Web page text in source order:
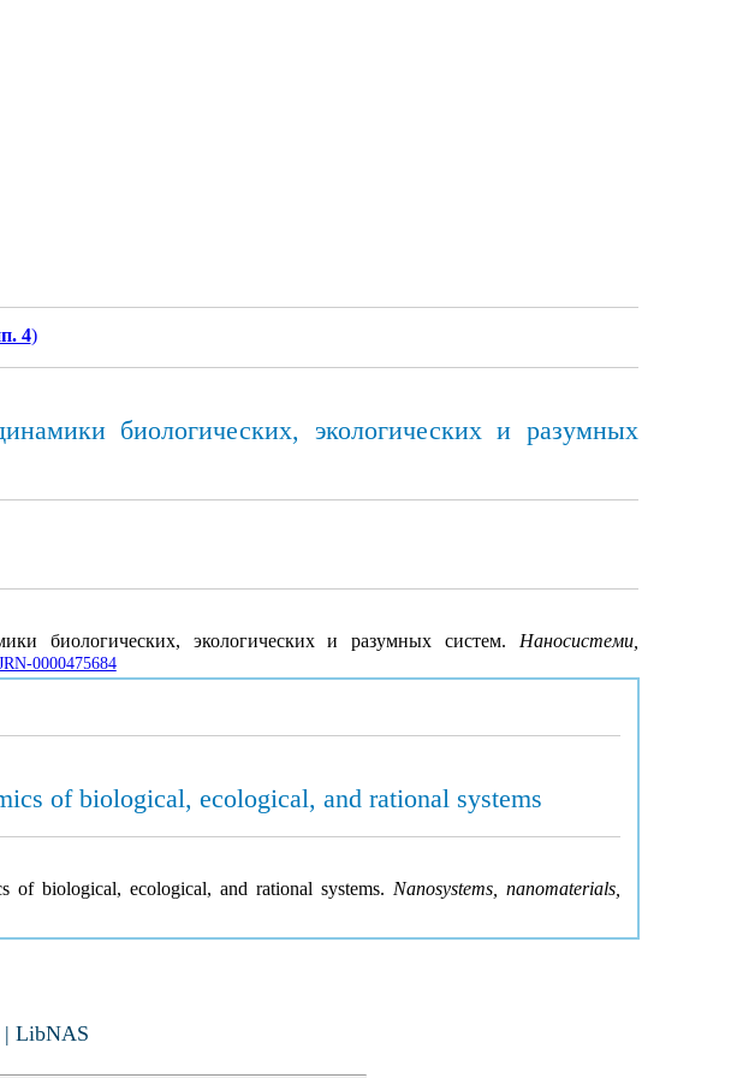
4)
биологических, экологических и разумных
биологических, экологических и разумных систем. Наносистеми,
0000475684
of biological, ecological, and rational systems
of biological, ecological, and rational systems. Nanosystems, nanomaterials,
| LibNAS